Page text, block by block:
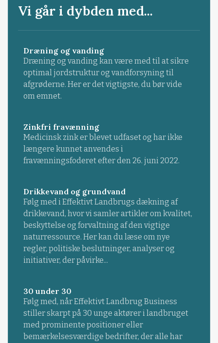
Vi går i dybden med...
Dræning og vanding
Dræning og vanding kan være med til at sikre
optimal jordstruktur og vandforsyning til
afgrøderne. Her er det vigtigste, du bør vide
om emnet.
Zinkfri fravænning
Medicinsk zink er blevet udfaset og har ikke
længere kunnet anvendes i
fravænningsfoderet efter den 26. juni 2022.
Drikkevand og grundvand
Følg med i Effektivt Landbrugs dækning af
drikkevand, hvor vi samler artikler om kvalitet,
beskyttelse og forvaltning af den vigtige
naturressource. Her kan du læse om nye
regler, politiske beslutninger, analyser og
initiativer, der påvirke...
30 under 30
Følg med, når Effektivt Landbrug Business
stiller skarpt på 30 unge aktører i landbruget
med prominente positioner eller
bemærkelsesværdige bedrifter, der alle har